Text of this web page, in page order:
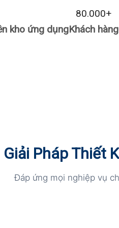
kho ứng dụng
80.000+
Khách hàng
Giải Pháp Thiết
Đáp ứng mọi nghiệp vụ